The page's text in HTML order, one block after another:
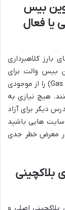
کوین بیس
یا فعال
بارز کلاهبرداری
بیس والت برای
برداشت یا انتقال دارایی، فقط کارمزد شبکه (Gas Fee) را از موجودی
هیچ نیازی به
دیگر برای آزاد
سایت هایی باشید
در معرض خطر جدی